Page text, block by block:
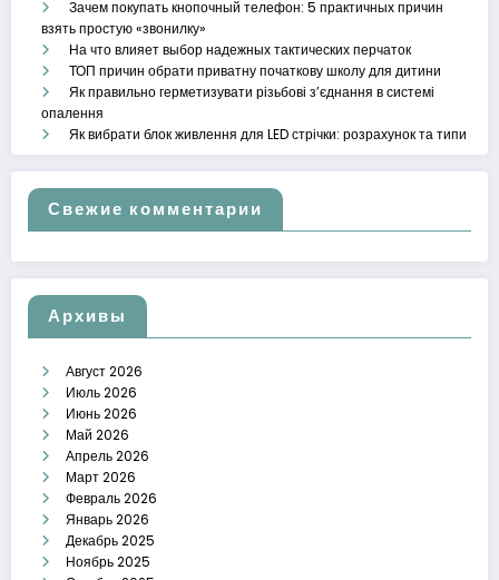
Зачем покупать кнопочный телефон: 5 практичных причин
взять простую «звонилку»
На что влияет выбор надежных тактических перчаток
ТОП причин обрати приватну початкову школу для дитини
Як правильно герметизувати різьбові з’єднання в системі
опалення
Як вибрати блок живлення для LED стрічки: розрахунок та типи
Свежие комментарии
Архивы
Август 2026
Июль 2026
Июнь 2026
Май 2026
Апрель 2026
Март 2026
Февраль 2026
Январь 2026
Декабрь 2025
Ноябрь 2025